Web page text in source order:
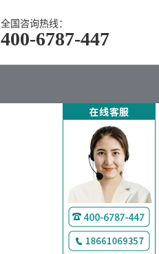
全国咨询热线：
400-6787-447